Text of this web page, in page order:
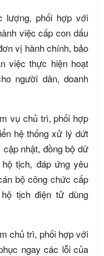
lượng, phối hợp với
việc cấp con dấu
vị hành chính, bảo
việc thực hiện hoạt
người dân, doanh
vụ chủ trì, phối hợp
hệ thống xử lý dứt
nhật, đồng bộ dữ
tịch, đáp ứng yêu
bộ công chức cấp
tịch điện tử dùng
chủ trì, phối hợp với
ngay các lỗi của